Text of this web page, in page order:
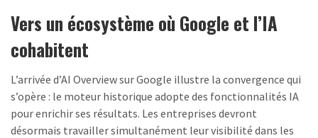
Vers un écosystème où Google et l’IA
cohabitent
L’arrivée d’AI Overview sur Google illustre la convergence qui
s’opère : le moteur historique adopte des fonctionnalités IA
pour enrichir ses résultats. Les entreprises devront
désormais travailler simultanément leur visibilité dans les